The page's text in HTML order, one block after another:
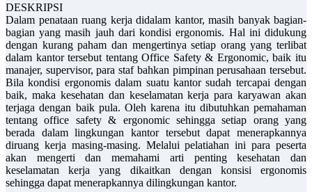
DESKRIPSI
Dalam penataan ruang kerja didalam kantor, masih banyak bagian-
bagian yang masih jauh dari kondisi ergonomis. Hal ini didukung
dengan kurang paham dan mengertinya setiap orang yang terlibat
dalam kantor tersebut tentang Office Safety & Ergonomic, baik itu
manajer, supervisor, para staf bahkan pimpinan perusahaan tersebut.
Bila kondisi ergonomis dalam suatu kantor sudah tercapai dengan
baik, maka kesehatan dan keselamatan kerja para karyawan akan
terjaga dengan baik pula. Oleh karena itu dibutuhkan pemahaman
tentang office safety & ergonomic sehingga setiap orang yang
berada dalam lingkungan kantor tersebut dapat menerapkannya
diruang kerja masing-masing. Melalui pelatiahan ini para peserta
akan mengerti dan memahami arti penting kesehatan dan
keselamatan kerja yang dikaitkan dengan konsisi ergonomis
sehingga dapat menerapkannya dilingkungan kantor.